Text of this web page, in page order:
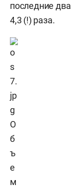
последние
4,3 (!) раза.
О
б
ъ
е
м